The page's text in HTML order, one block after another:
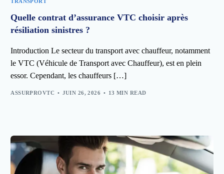
Quelle contrat d’assurance VTC choisir après
résiliation sinistres ?
Introduction Le secteur du transport avec chauffeur, notamment
le VTC (Véhicule de Transport avec Chauffeur), est en plein
essor. Cependant, les chauffeurs […]
ASSURPROVTC JUIN 26, 2026 13 MIN READ